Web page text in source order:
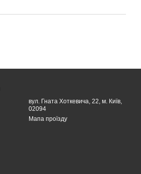
вул. Гната Хоткевича, 22, м. Київ,
02094
Мапа проїзду